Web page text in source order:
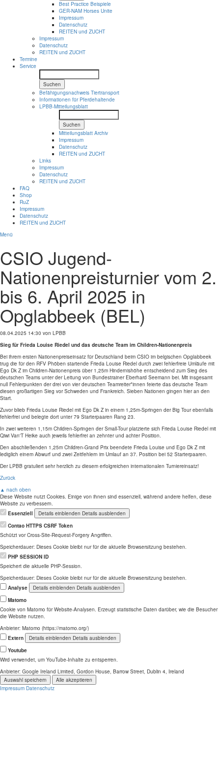
Best Practice Beispiele
GER-NAM Horses Unite
Impressum
Datenschutz
REITEN und ZUCHT
Impressum
Datenschutz
REITEN und ZUCHT
Termine
Service
Suchen
Befähigungsnachweis Tiertransport
Informationen für Pferdehaltende
LPBB-Mitteilungsblatt
Suchen
Mitteilungsblatt Archiv
Impressum
Datenschutz
REITEN und ZUCHT
Links
Impressum
Datenschutz
REITEN und ZUCHT
FAQ
Shop
RuZ
Impressum
Datenschutz
REITEN und ZUCHT
Menü
CSIO Jugend-
Nationenpreisturnier vom 2.
bis 6. April 2025 in
Opglabbeek (BEL)
08.04.2025 14:30 von LPBB
Sieg für Frieda Louise Riedel und das deutsche Team im Children-Nationenpreis
Bei ihrem ersten Nationenpreiseinsatz für Deutschland beim CSIO im belgischen Opglabbeek
trug die für den RFV Phöben startende Frieda Louise Riedel durch zwei fehlerfreie Umläufe mit
Ego Dk Z im Children-Nationenpreis über 1,25m Hindernishöhe entscheidend zum Sieg des
deutschen Teams unter der Leitung von Bundestrainer Eberhard Seemann bei. Mit insgesamt
null Fehlerpunkten der drei von vier deutschen Teamreiter*innen feierte das deutsche Team
diesen großartigen Sieg vor Schweden und Frankreich. Sieben Nationen gingen hier an den
Start.
Zuvor blieb Frieda Louise Riedel mit Ego Dk Z in einem 1,25m-Springen der Big Tour ebenfalls
fehlerfrei und belegte dort unter 79 Starterpaaren Rang 23.
In zwei weiteren 1,15m Children-Springen der Small-Tour platzierte sich Frieda Louise Riedel mit
Qiwi Van'T Heike auch jeweils fehlerfrei an zehnter und achter Position.
Den abschließenden 1,25m Children-Grand Prix beendete Frieda Louise und Ego Dk Z mit
lediglich einem Abwurf und zwei Zeitfehlern im Umlauf an 37. Position bei 52 Starterpaaren.
Der LPBB gratuliert sehr herzlich zu diesem erfolgreichen internationalen Turniereinsatz!
Zurück
▲ nach oben
Diese Website nutzt Cookies. Einige von ihnen sind essenziell, während andere helfen, diese
Website zu verbessern.
Essenziell
Details einblenden Details ausblenden
Contao HTTPS CSRF Token
Schützt vor Cross-Site-Request-Forgery Angriffen.
Speicherdauer: Dieses Cookie bleibt nur für die aktuelle Browsersitzung bestehen.
PHP SESSION ID
Speichert die aktuelle PHP-Session.
Speicherdauer: Dieses Cookie bleibt nur für die aktuelle Browsersitzung bestehen.
Analyse
Details einblenden Details ausblenden
Matomo
Cookie von Matomo für Website-Analysen. Erzeugt statistische Daten darüber, wie die Besucher
die Website nutzen.
Anbieter: Matomo (https://matomo.org/)
Extern
Details einblenden Details ausblenden
Youtube
Wird verwendet, um YouTube-Inhalte zu entsperren.
Anbieter: Google Ireland Limited, Gordon House, Barrow Street, Dublin 4, Ireland
Auswahl speichern
Alle akzeptieren
Impressum Datenschutz